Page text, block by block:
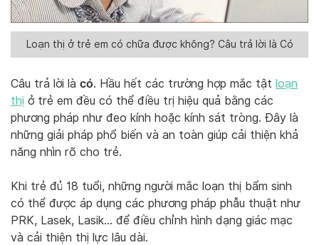
Loạn thị ở trẻ em có chữa được không? Câu trả lời là Có
Câu trả lời là có. Hầu hết các trường hợp mắc tật loạn
thị ở trẻ em đều có thể điều trị hiệu quả bằng các
phương pháp như đeo kính hoặc kính sát tròng. Đây là
những giải pháp phổ biến và an toàn giúp cải thiện khả
năng nhìn rõ cho trẻ.
Khi trẻ đủ 18 tuổi, những người mắc loạn thị bẩm sinh
có thể được áp dụng các phương pháp phẫu thuật như
PRK, Lasek, Lasik… để điều chỉnh hình dạng giác mạc
và cải thiện thị lực lâu dài.